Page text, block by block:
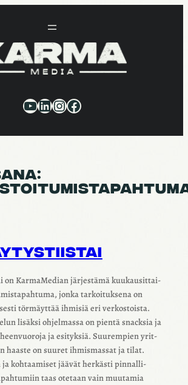
YouTube
LinkedIn
Instagram
Facebook
on Karma­Me­dian järjes­tämä kuukausit­tai­
jonka tarkoi­tuk­sena on
törmäyt­tää ihmi­siä eri verkos­toista.
lisäksi ohjel­massa on pientä snack­sia ja
ja esityk­siä. Suurem­pien yrit­
haaste on suuret ihmis­mas­sat ja tilat.
ja kohtaa­mi­set jäävät herkästi pinnal­li­
taas otetaan vain muuta­mia